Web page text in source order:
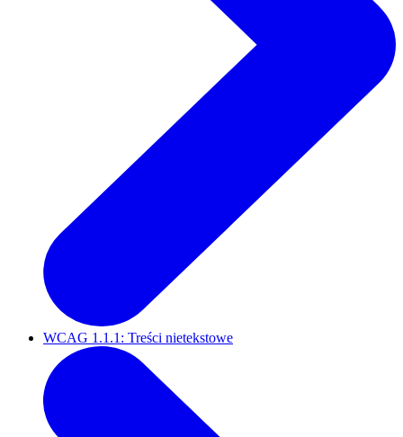
WCAG 1.1.1: Treści nietekstowe